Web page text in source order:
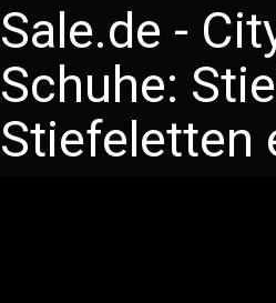
Sale.de -
Schuhe:
Stiefeletten